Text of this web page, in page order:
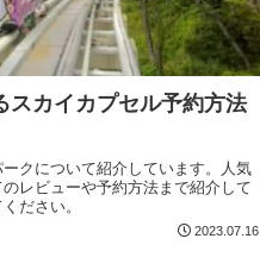
スカイカプセル予約方法
クについて紹介しています。人気
レビューや予約方法まで紹介して
ださい。
2023.07.16